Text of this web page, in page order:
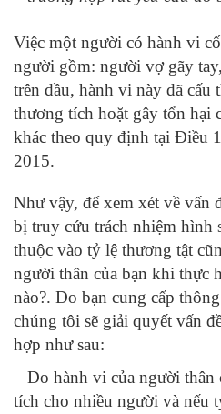
Việc một người có hành vi
người gồm: người vợ gãy
trên đầu, hành vi này đã cấu
thương tích hoặt gây tổn hại
khác theo quy định tại Điều
2015.
Như vậy, để xem xét về vấn
bị truy cứu trách nhiệm hình
thuộc vào tỷ lệ thương tật
người thân của bạn khi thực
nào?. Do bạn cung cấp
chúng tôi sẽ giải quyết vấn
hợp như sau:
– Do hành vi của người thân
tích cho nhiều người và nếu